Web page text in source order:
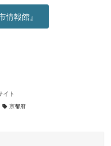
情報館』
イト
京都府